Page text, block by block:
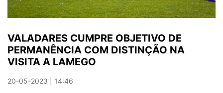
NOVAIS
VALADARES CUMPRE OBJETIVO DE
PERMANÊNCIA COM DISTINÇÃO NA
VISITA A LAMEGO
20-05-2023 | 14:46